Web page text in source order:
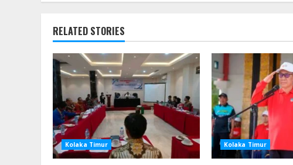
RELATED STORIES
Kolaka Timur Kolaka Timur